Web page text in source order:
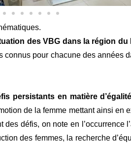
des VBG dans la région du
pour chacune des années
persistants en matière
de la femme mettant ainsi en
défis, on note en l’occurrence
des femmes, la recherche